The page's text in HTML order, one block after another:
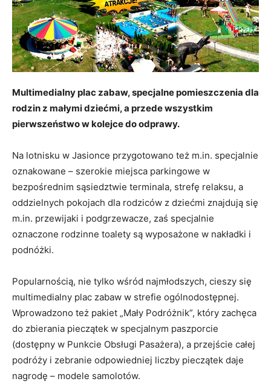
Multimedialny plac zabaw, specjalne pomieszczenia dla
rodzin z małymi dziećmi, a przede wszystkim
pierwszeństwo w kolejce do odprawy.
Na lotnisku w Jasionce przygotowano też m.in. specjalnie
oznakowane – szerokie miejsca parkingowe w
bezpośrednim sąsiedztwie terminala, strefę relaksu, a
oddzielnych pokojach dla rodziców z dziećmi znajdują się
m.in. przewijaki i podgrzewacze, zaś specjalnie
oznaczone rodzinne toalety są wyposażone w nakładki i
podnóżki.
Popularnością, nie tylko wśród najmłodszych, cieszy się
multimedialny plac zabaw w strefie ogólnodostępnej.
Wprowadzono też pakiet „Mały Podróżnik”, który zachęca
do zbierania pieczątek w specjalnym paszporcie
(dostępny w Punkcie Obsługi Pasażera), a przejście całej
podróży i zebranie odpowiedniej liczby pieczątek daje
nagrodę – modele samolotów.